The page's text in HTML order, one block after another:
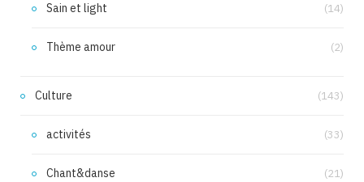
Sain et light (14)
Thème amour (2)
Culture (143)
activités (33)
Chant&danse (21)